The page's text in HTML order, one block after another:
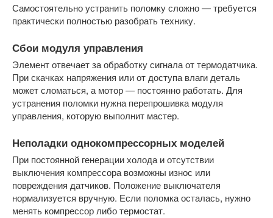
Самостоятельно устранить поломку сложно — требуется
практически полностью разобрать технику.
Сбои модуля управления
Элемент отвечает за обработку сигнала от термодатчика.
При скачках напряжения или от доступа влаги деталь
может сломаться, а мотор — постоянно работать. Для
устранения поломки нужна перепрошивка модуля
управления, которую выполнит мастер.
Неполадки однокомпрессорных моделей
При постоянной генерации холода и отсутствии
выключения компрессора возможны износ или
повреждения датчиков. Положение выключателя
нормализуется вручную. Если поломка осталась, нужно
менять компрессор либо термостат.